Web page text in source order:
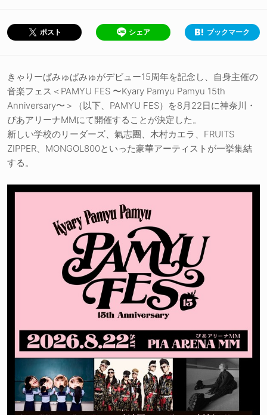
ポスト シェア ブックマーク
きゃりーぱみゅぱみゅがデビュー15周年を記念し、自身主催の
音楽フェス＜PAMYU FES 〜Kyary Pamyu Pamyu 15th
Anniversary〜＞（以下、PAMYU FES）を8月22日に神奈川・
ぴあアリーナMMにて開催することが決定した。
新しい学校のリーダーズ、氣志團、木村カエラ、FRUITS
ZIPPER、MONGOL800といった豪華アーティストが一挙集結
する。